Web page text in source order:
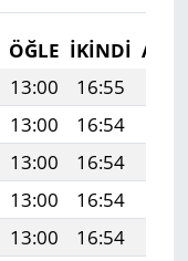
ÖĞLE İKINDI
13:00 16:55
13:00 16:54
13:00 16:54
13:00 16:54
13:00 16:54